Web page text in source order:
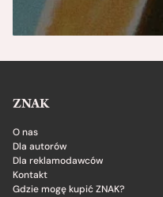
ZNAK
O nas
Dla autorów
Dla reklamodawców
Kontakt
Gdzie mogę kupić ZNAK?